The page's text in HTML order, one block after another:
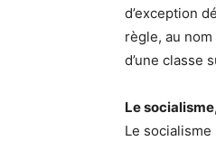
d’exception
règle, au
d’une classe
Le
Le